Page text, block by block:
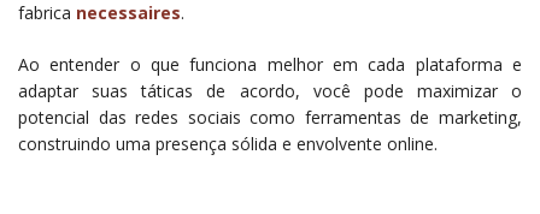
fabrica necessaires.
Ao entender o que funciona melhor em cada plataforma e
adaptar suas táticas de acordo, você pode maximizar o
potencial das redes sociais como ferramentas de marketing,
construindo uma presença sólida e envolvente online.